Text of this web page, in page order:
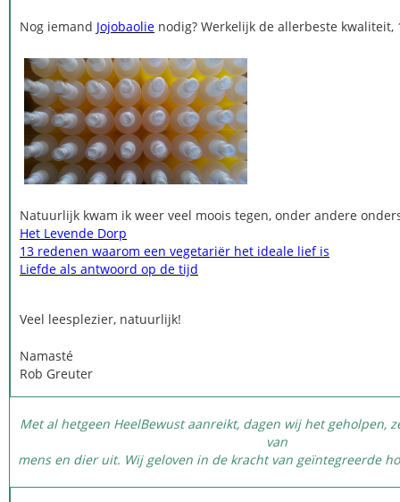
Nog iemand Jojobaolie nodig? Werkelijk de allerbeste kwaliteit,
Natuurlijk kwam ik weer veel moois tegen, onder andere
Het Levende Dorp
13 redenen waarom een vegetariër het ideale lief is
Liefde als antwoord op de tijd
Veel leesplezier, natuurlijk!
Namasté
Rob Greuter
Met al hetgeen HeelBewust aanreikt, dagen wij het geholpen,
van
mens en dier uit. Wij geloven in de kracht van geïntegreerde